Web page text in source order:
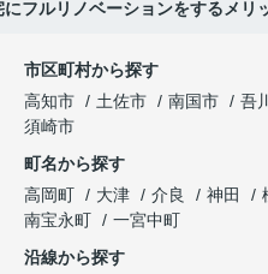
フルリノベーションをするメリ
市区町村から探す
高知市
土佐市 南国市 吾
須崎市
町名から探す
高岡町
大津 介良 神田
南宝永町
一宮中町
沿線から探す